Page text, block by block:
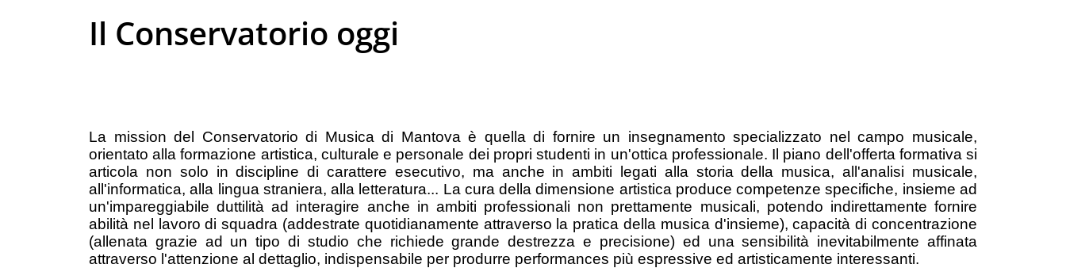
Il Conservatorio oggi
La mission del Conservatorio di Musica di Mantova è quella di fornire un insegnamento specializzato nel campo musicale,
orientato alla formazione artistica, culturale e personale dei propri studenti in un'ottica professionale. Il piano dell'offerta formativa si
articola non solo in discipline di carattere esecutivo, ma anche in ambiti legati alla storia della musica, all'analisi musicale,
all'informatica, alla lingua straniera, alla letteratura... La cura della dimensione artistica produce competenze specifiche, insieme ad
un'impareggiabile duttilità ad interagire anche in ambiti professionali non prettamente musicali, potendo indirettamente fornire
abilità nel lavoro di squadra (addestrate quotidianamente attraverso la pratica della musica d'insieme), capacità di concentrazione
(allenata grazie ad un tipo di studio che richiede grande destrezza e precisione) ed una sensibilità inevitabilmente affinata
attraverso l'attenzione al dettaglio, indispensabile per produrre performances più espressive ed artisticamente interessanti.